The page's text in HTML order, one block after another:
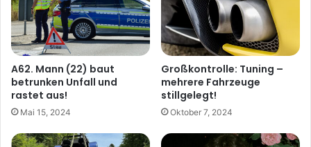
A62. Mann (22) baut
betrunken Unfall und
rastet aus!
Mai 15, 2024
Großkontrolle: Tuning –
mehrere Fahrzeuge
stillgelegt!
Oktober 7, 2024